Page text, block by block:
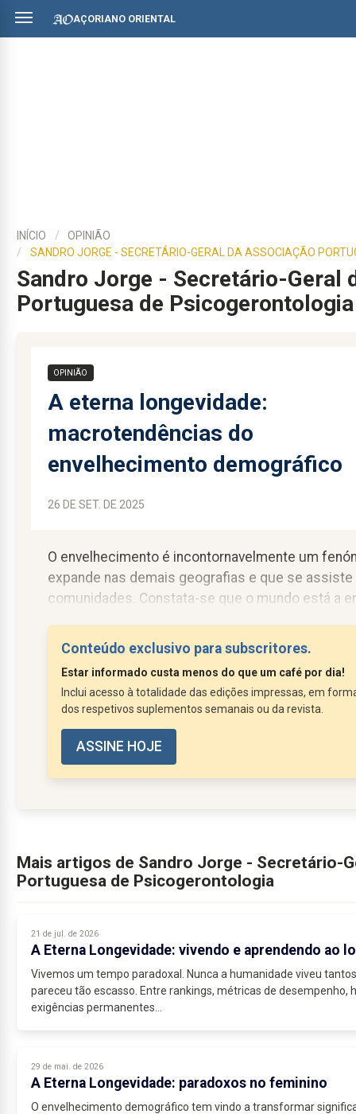
AÇORIANO ORIENTAL
INÍCIO
OPINIÃO
SANDRO JORGE - SECRETÁRIO-GERAL DA ASSOCIAÇÃO
Sandro Jorge - Secretário-Geral
Portuguesa de Psicogerontologia
OPINIÃO
A eterna longevidade:
macrotendências do
envelhecimento demográfico
26 DE SET. DE 2025
O envelhecimento é incontornavelmente um
expande nas demais geografias e que se
comunidades. Constata-se que o mundo está a
configuração da ordem mundial, quer nos
O...
Conteúdo exclusivo para subscritores.
Estar informado custa menos do que um café por dia!
Inclui acesso à totalidade das edições impressas, em
dos respetivos suplementos semanais ou da revista.
ASSINE HOJE
Mais artigos de Sandro Jorge - Secretário-
Portuguesa de Psicogerontologia
21 de jul. de 2026
A Eterna Longevidade: vivendo e aprendendo ao
Vivemos um tempo paradoxal. Nunca a humanidade viveu
pareceu tão escasso. Entre rankings, métricas de desempenho,
exigências permanentes...
29 de mai. de 2026
A Eterna Longevidade: paradoxos no feminino
O envelhecimento demográfico tem vindo a transformar